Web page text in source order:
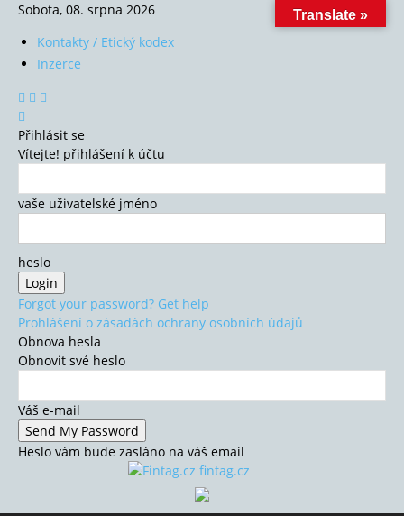
Sobota, 08. srpna 2026
Kontakty / Etický kodex
Inzerce
Přihlásit se
Vítejte! přihlášení k účtu
vaše uživatelské jméno
heslo
Forgot your password? Get help
Prohlášení o zásadách ochrany osobních údajů
Obnova hesla
Obnovit své heslo
Váš e-mail
Heslo vám bude zasláno na váš email
fintag.cz
Translate »